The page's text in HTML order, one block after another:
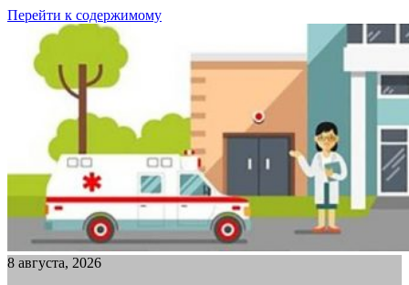
Перейти к содержимому
8 августа, 2026